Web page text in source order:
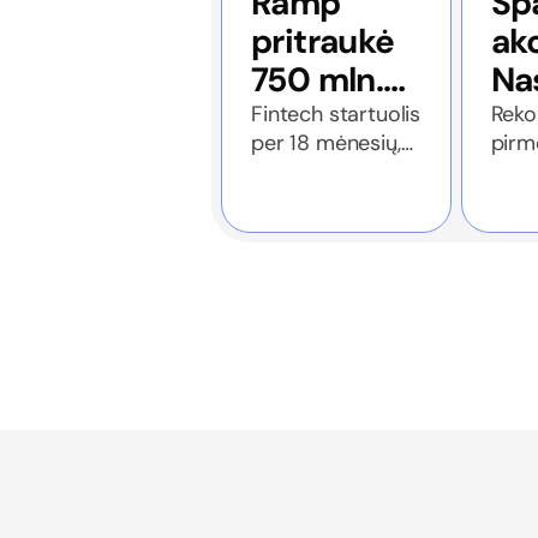
pritraukė
750 mln.
USD
investicijų,
vertė
Fintech startuolis
per 18 mėnesių,
intelekto banga,